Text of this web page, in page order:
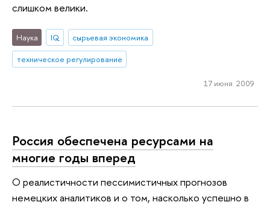
слишком велики.
Наука IQ
сырьевая экономика
техническое регулирование
17 июня 2009
Россия обеспечена ресурсами на
многие годы вперед
О реалистичности пессимистичных прогнозов
немецких аналитиков и о том, насколько успешно в